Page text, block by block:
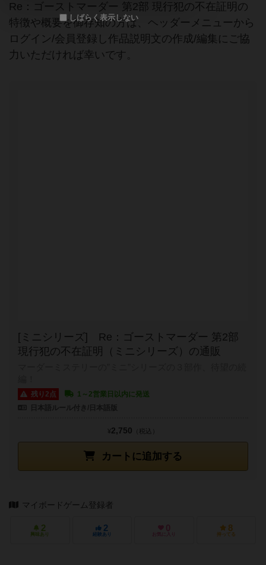
Re：ゴーストマーダー 第2部 現行犯の不在証明の
特徴や概要を御存知の方は、ヘッダーメニューから
ログイン/会員登録し作品説明文の作成/編集にご協
力いただければ幸いです。
[ミニシリーズ] Re：ゴーストマーダー 第2部
現行犯の不在証明（ミニシリーズ）の通販
残り2点
1～2営業日以内に発送
カートに追加する
¥2,750 （税込）
マイボードゲーム登録者
2
興味あり
2
経験あり
0
お気に入り
8
持ってる
しばらく表示しない